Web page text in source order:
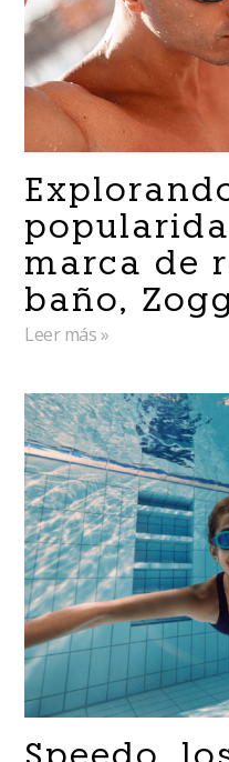
marca de
baño,
Leer más »